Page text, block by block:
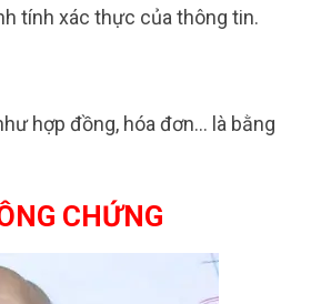
tính xác thực của thông tin.
hợp đồng, hóa đơn… là bằng
CHỨNG